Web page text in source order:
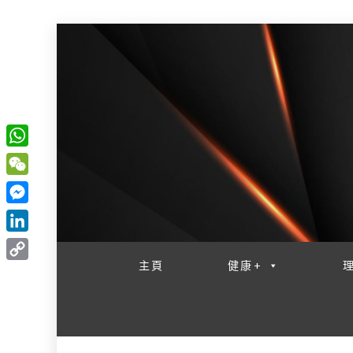
主頁 健康+
W
h
a
t
s
W
e
C
h
M
e
s
L
i